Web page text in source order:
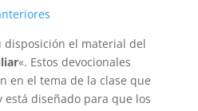
disposición el material del
«. Estos devocionales
en el tema de la clase que
está diseñado para que los